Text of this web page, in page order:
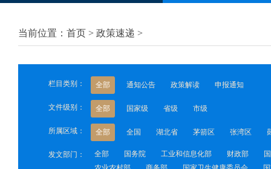
当前位置：首页 > 政策速递 >
栏目类别： 全部 通知公告 政策解读 申报通知
文件级别： 全部 国家级 省级 市级
所属区域： 全部 全国 湖北省 茅箭区 张湾区
发文部门： 全部 国务院 工业和信息化部 财政部